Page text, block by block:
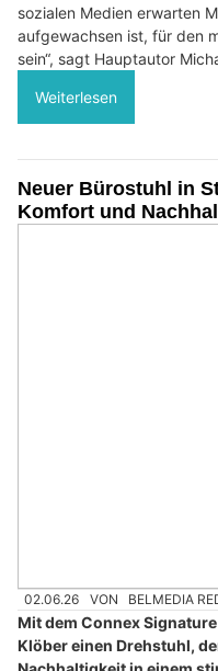
sozialen Medien erwarten
aufgewachsen ist, für den
sein“, sagt Hauptautor
Weiterlesen
Neuer Bürostuhl in
Komfort und
02.06.26 VON BELMEDIA
Mit dem Connex
Klöber einen Drehstuhl,